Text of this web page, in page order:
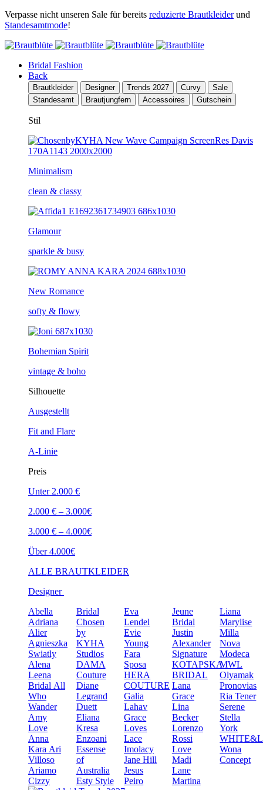
Verpasse nicht unseren Sale für bereits reduzierte Brautkleiderund
Standesamtmode!
Bridal Fashion
Back
Brautkleider Designer Trends 2027 Curvy
Sale
Standesamt
Brautjungfern Accessoires Gutschein
Stil
Minimalism
clean & classy
Glamour
sparkle & busy
New Romance
softy & flowy
Bohemian Spirit
vintage & boho
Silhouette
Ausgestellt
Fit and Flare
A-Linie
Preis
Unter 2.000 €
2.000 € – 3.000€
3.000 € – 4.000€
Über 4.000€
ALLE BRAUTKLEIDER
Designer
Abella
Adriana
Alier
Agnieszka
Swiatly
Alena
Leena
Bridal All
Who
Wander
Amy
Love
Anna
Kara Ari
Villoso
Ariamo
Cizzy
Bridal
Chosen
by
KYHA
Studios
DAMA
Couture
Diane
Legrand
Duett
Eliana
Kresa
Enzoani
Essense
of
Australia
Esty Style
Eva
Lendel
Evie
Young
Fara
Sposa
HERA
COUTURE
Galia
Lahav
Grace
Loves
Lace
Imolacy
Jane Hill
Jesus
Peiro
Jeune
Bridal
Justin
Alexander
Signature
KOTAPSKA
BRIDAL
Lana
Grace
Lina
Becker
Lorenzo
Rossi
Love
Madi
Lane
Martina
Liana
Marylise
Milla
Nova
Modeca
MWL
Olyamak
Pronovias
Ria Tener
Serene
Stella
York
Wona
Concept